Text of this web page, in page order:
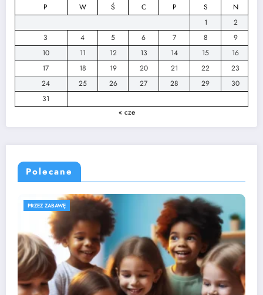
P
W Ś C P S
N
1
2
3
4 5 6 7 8
9
10
11 12 13 14 15
16
17
18 19 20 21 22
23
24
25 26 27 28 29
30
31
« cze
Polecane
ROZWÓJ DZIECKA